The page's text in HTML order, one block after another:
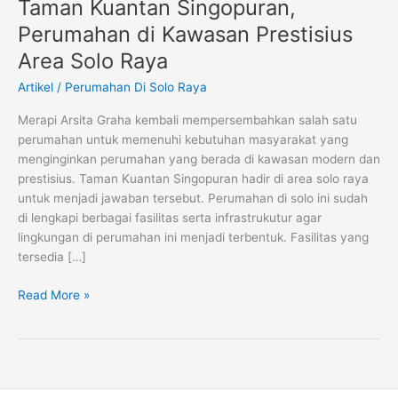
Taman Kuantan Singopuran,
Perumahan di Kawasan Prestisius
Area Solo Raya
Artikel / Perumahan Di Solo Raya
Merapi Arsita Graha kembali mempersembahkan salah satu
perumahan untuk memenuhi kebutuhan masyarakat yang
menginginkan perumahan yang berada di kawasan modern dan
prestisius. Taman Kuantan Singopuran hadir di area solo raya
untuk menjadi jawaban tersebut. Perumahan di solo ini sudah
di lengkapi berbagai fasilitas serta infrastrukutur agar
lingkungan di perumahan ini menjadi terbentuk. Fasilitas yang
tersedia […]
Taman
Kuantan
Singopuran,
Perumahan
di
Prestisius
Area
Solo
Raya
Read More »